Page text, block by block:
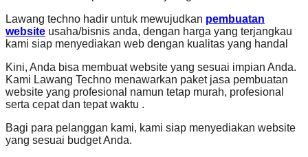
Lawang techno hadir untuk mewujudkan pembuatan
website usaha/bisnis anda, dengan harga yang terjangkau
kami siap menyediakan web dengan kualitas yang handal
Kini, Anda bisa membuat website yang sesuai impian Anda.
Kami Lawang Techno menawarkan paket jasa pembuatan
website yang profesional namun tetap murah, profesional
serta cepat dan tepat waktu .
Bagi para pelanggan kami, kami siap menyediakan website
yang sesuai budget Anda.